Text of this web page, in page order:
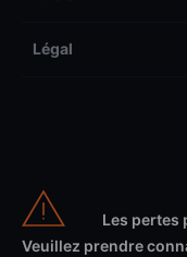
Légal
Les pertes
Veuillez prendre